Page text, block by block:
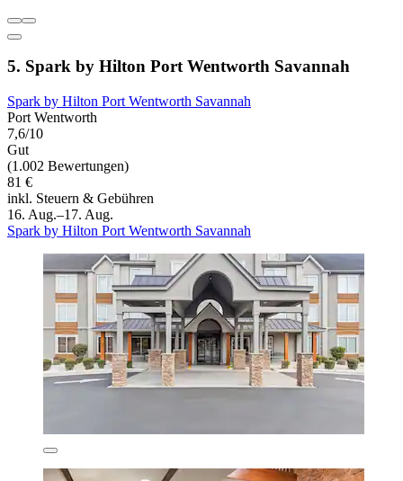
5. Spark by Hilton Port Wentworth Savannah
Spark by Hilton Port Wentworth Savannah
Port Wentworth
7,6/10
Gut
(1.002 Bewertungen)
81 €
inkl. Steuern & Gebühren
16. Aug.–17. Aug.
Spark by Hilton Port Wentworth Savannah